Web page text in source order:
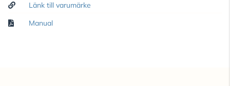
Länk till varumärke
Manual